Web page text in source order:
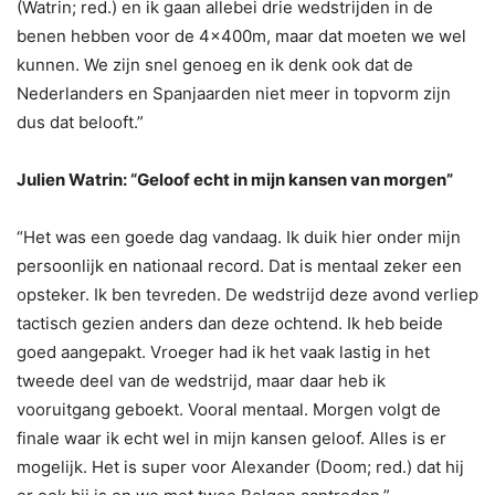
(Watrin; red.) en ik gaan allebei drie wedstrijden in de
benen hebben voor de 4x400m, maar dat moeten we wel
kunnen. We zijn snel genoeg en ik denk ook dat de
Nederlanders en Spanjaarden niet meer in topvorm zijn
dus dat belooft.”
Julien Watrin: “Geloof echt in mijn kansen van morgen”
“Het was een goede dag vandaag. Ik duik hier onder mijn
persoonlijk en nationaal record. Dat is mentaal zeker een
opsteker. Ik ben tevreden. De wedstrijd deze avond verliep
tactisch gezien anders dan deze ochtend. Ik heb beide
goed aangepakt. Vroeger had ik het vaak lastig in het
tweede deel van de wedstrijd, maar daar heb ik
vooruitgang geboekt. Vooral mentaal. Morgen volgt de
finale waar ik echt wel in mijn kansen geloof. Alles is er
mogelijk. Het is super voor Alexander (Doom; red.) dat hij